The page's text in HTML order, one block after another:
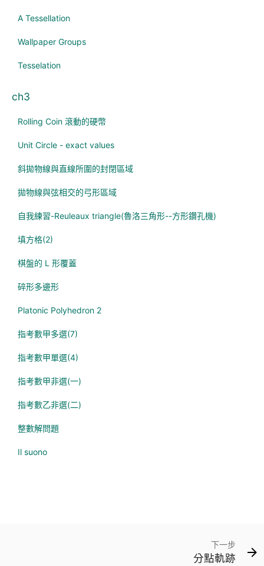
A Tessellation
Wallpaper Groups
Tesselation
ch3
Rolling Coin 滾動的硬幣
Unit Circle - exact values
斜拋物線與直線所圍的封閉區域
拋物線與弦相交的弓形區域
自我練習-Reuleaux triangle(魯洛三角形--方形鑽孔機)
填方格(2)
棋盤的 L 形覆蓋
碎形多邊形
Platonic Polyhedron 2
指考數甲多選(7)
指考數甲單選(4)
指考數甲非選(一)
指考數乙非選(二)
整數解問題
Il suono
下一步
分點軌跡